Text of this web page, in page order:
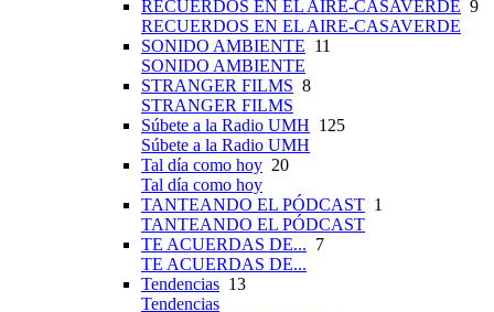
RECUERDOS EN EL AIRE-CASAVERDE 9
RECUERDOS EN EL AIRE-CASAVERDE
SONIDO AMBIENTE 11
SONIDO AMBIENTE
STRANGER FILMS 8
STRANGER FILMS
Súbete a la Radio UMH 125
Súbete a la Radio UMH
Tal día como hoy 20
Tal día como hoy
TANTEANDO EL PÓDCAST 1
TANTEANDO EL PÓDCAST
TE ACUERDAS DE... 7
TE ACUERDAS DE...
Tendencias 13
Tendencias